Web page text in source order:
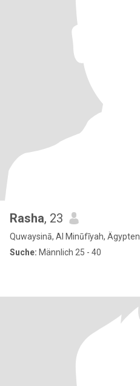
Rasha, 23
Quwaysinā, Al Minūfīyah, Ägypten
Suche: Männlich 25 - 40